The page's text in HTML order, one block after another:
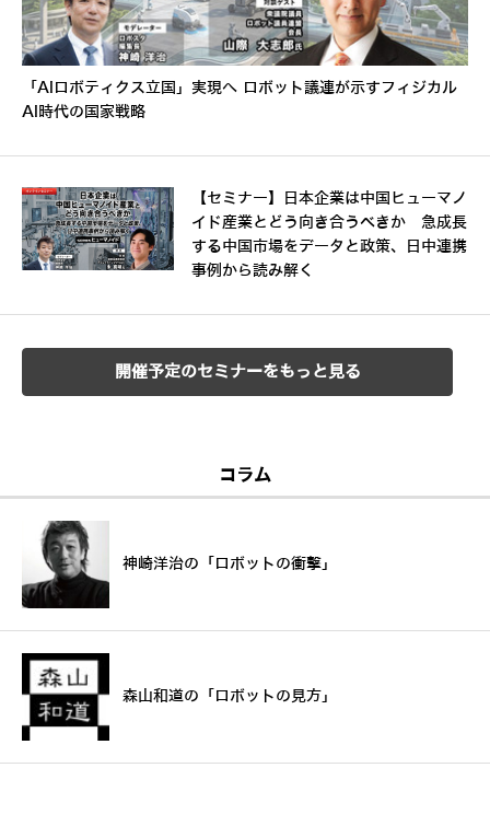
「AIロボティクス立国」実現へ ロボット議連が示すフィジカル
AI時代の国家戦略
【セミナー】日本企業は中国ヒューマノ
イド産業とどう向き合うべきか 急成長
する中国市場をデータと政策、日中連携
事例から読み解く
開催予定のセミナーをもっと見る
コラム
神崎洋治の「ロボットの衝撃」
森山和道の「ロボットの見方」